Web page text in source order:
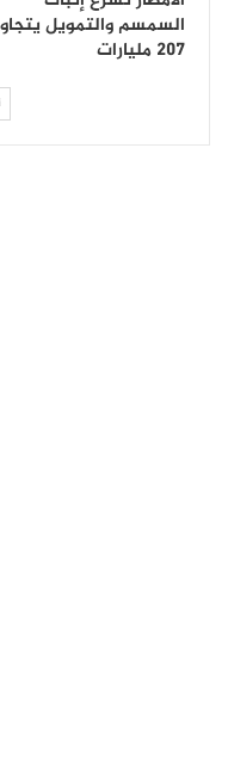
السمسم والتمويل
207 مليارات